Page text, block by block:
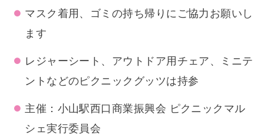
マスク着用、ゴミの持ち帰りにご協力お願いし
ます
レジャーシート、アウトドア用チェア、ミニテ
ントなどのピクニックグッツは持参
主催：小山駅西口商業振興会 ピクニックマル
シェ実行委員会